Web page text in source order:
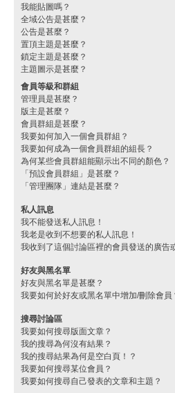
我能貼圖嗎？
全域公告是甚麼？
公告是甚麼？
置頂主題是甚麼？
鎖定主題是甚麼？
主題圖示是甚麼？
會員等級和群組
管理員是甚麼？
版主是甚麼？
會員群組是甚麼？
我要如何加入一個會員群組？
我要如何成為一個會員群組的組長？
為何某些會員群組能顯示出不同的顏色？
「預設會員群組」是甚麼？
「管理團隊」連結是甚麼？
私人訊息
我不能發送私人訊息！
我老是收到不想要的私人訊息！
我收到了這個討論區裡的會員發送的廣告
好友與黑名單
好友與黑名單是甚麼？
我要如何於好友或黑名單中增加/刪除會員
搜尋討論區
我要如何搜尋版面文章？
我的搜尋為何沒有結果？
我的搜尋結果為何是空白頁！？
我要如何搜尋某位會員？
我要如何搜尋自己發表的文章和主題？